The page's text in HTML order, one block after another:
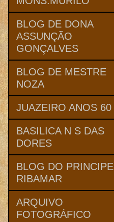
BLOG DE DONA
ASSUNÇÃO
GONÇALVES
BLOG DE MESTRE
NOZA
JUAZEIRO ANOS 60
BASILICA N S DAS
DORES
BLOG DO PRINCIPE
RIBAMAR
ARQUIVO
FOTOGRÁFICO